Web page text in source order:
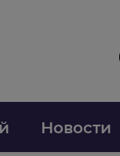
Новости